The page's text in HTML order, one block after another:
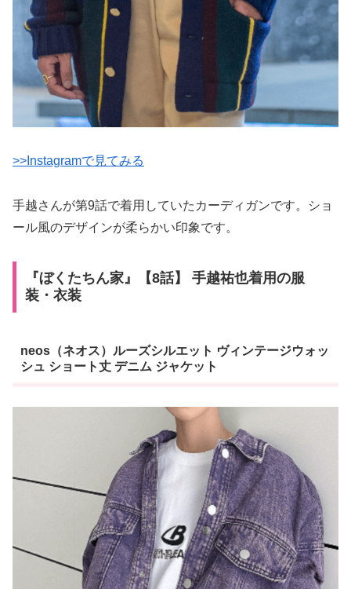
>>Instagramで見てみる
手越さんが第9話で着用していたカーディガンです。ショ
ール風のデザインが柔らかい印象です。
『ぼくたちん家』【8話】 手越祐也着用の服
装・衣装
neos（ネオス）ルーズシルエット ヴィンテージウォッ
シュ ショート丈 デニム ジャケット